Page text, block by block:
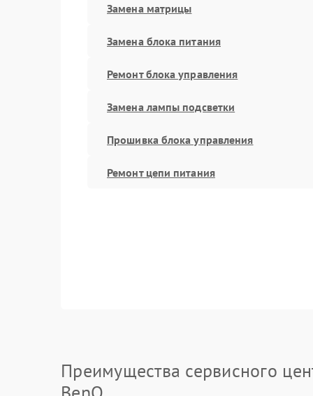
Замена матрицы
Замена блока питания
Ремонт блока управления
Замена лампы подсветки
Прошивка блока управления
Ремонт цепи питания
Преимущества сервисного